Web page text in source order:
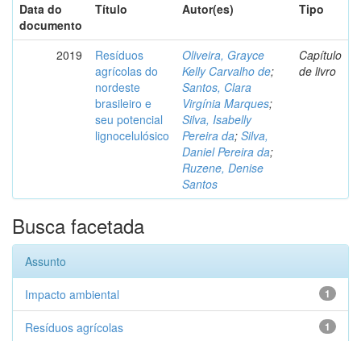
Data do
documento
Título Autor(es) Tipo
2019
Resíduos
agrícolas do
nordeste
brasileiro e
seu potencial
lignocelulósico
Oliveira, Grayce
Kelly Carvalho de;
Santos, Clara
Virgínia Marques;
Silva, Isabelly
Pereira da; Silva,
Daniel Pereira da;
Ruzene, Denise
Santos
Capítulo
de livro
Busca facetada
Assunto
1
Impacto ambiental
1
Resíduos agrícolas